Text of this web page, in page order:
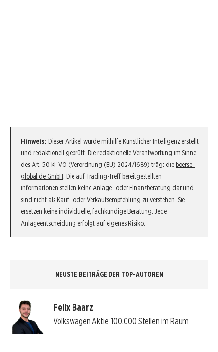
Hinweis: Dieser Artikel wurde mithilfe Künstlicher Intelligenz erstellt
und redaktionell geprüft. Die redaktionelle Verantwortung im Sinne
des Art. 50 KI-VO (Verordnung (EU) 2024/1689) trägt die boerse-
global.de GmbH . Die auf Trading-Treff bereitgestellten
Informationen stellen keine Anlage- oder Finanzberatung dar und
sind nicht als Kauf- oder Verkaufsempfehlung zu verstehen. Sie
ersetzen keine individuelle, fachkundige Beratung. Jede
Anlageentscheidung erfolgt auf eigenes Risiko.
NEUSTE BEITRÄGE DER TOP-AUTOREN
Felix Baarz
Volkswagen Aktie: 100.000 Stellen im Raum